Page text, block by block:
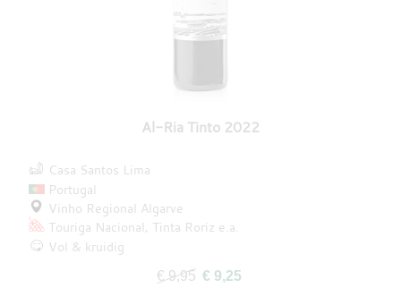
Al-Ria Tinto 2022
Casa Santos Lima
Portugal
Vinho Regional Algarve
Touriga Nacional
Tinta Roriz e.a.
Vol & kruidig
€ 9,95 € 9,25